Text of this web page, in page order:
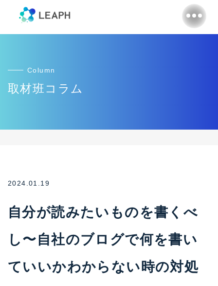
Column
取材班コラム
2024.01.19
自分が読みたいものを書くべ
し〜自社のブログで何を書い
ていいかわからない時の対処